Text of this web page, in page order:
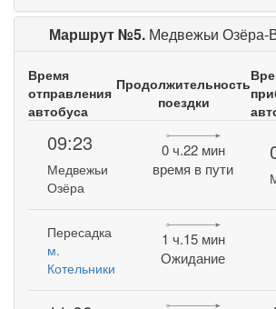
Маршрут №5. Медвежьи Озёра-
Время
отправления
автобуса
Продолжительность
поездки
09:23
Медвежьи
Озёра
0 ч.22 мин
время в пути
Пересадка
м.
Котельники
1 ч.15 мин
Ожидание